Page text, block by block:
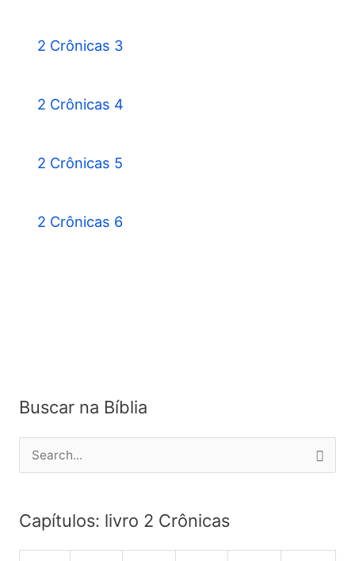
2 Crônicas 3
2 Crônicas 4
2 Crônicas 5
2 Crônicas 6
Buscar na Bíblia
e
q
u
Capítulos: livro 2 Crônicas